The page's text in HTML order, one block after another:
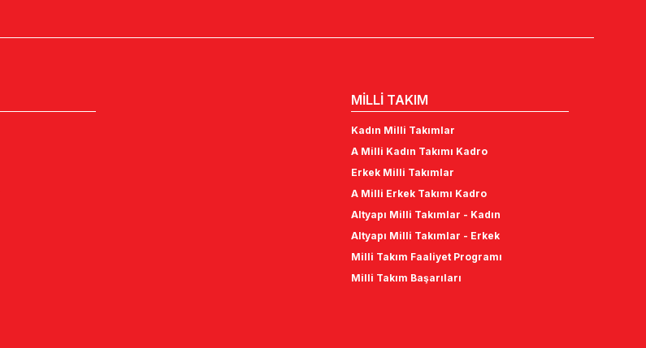
MİLLİ TAKIM
Kadın Milli Takımlar
A Milli Kadın Takımı Kadro
Erkek Milli Takımlar
A Milli Erkek Takımı Kadro
Altyapı Milli Takımlar - Kadın
Altyapı Milli Takımlar - Erkek
Milli Takım Faaliyet Programı
Milli Takım Başarıları